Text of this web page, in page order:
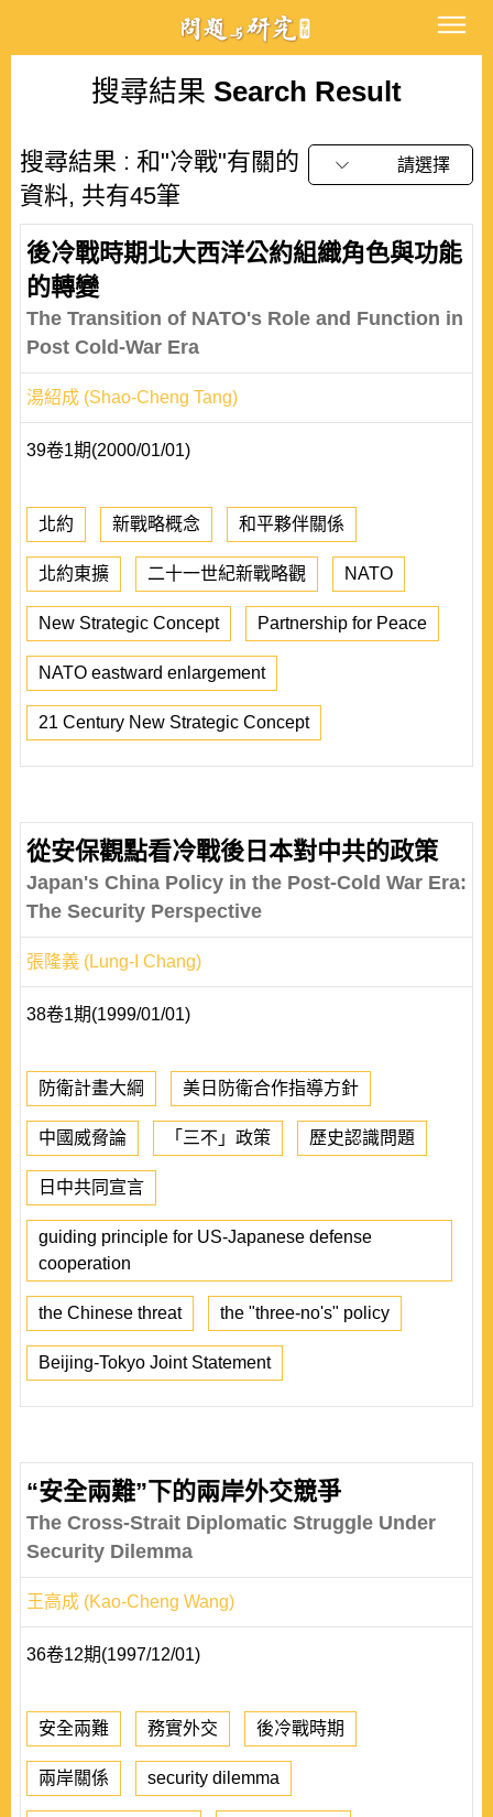
搜尋結果 Search Result
搜尋結果 : 和"冷戰"有關的
資料, 共有45筆
請選擇
後冷戰時期北大西洋公約組織角色與功能
的轉變
The Transition of NATO's Role and Function in
Post Cold-War Era
湯紹成 (Shao-Cheng Tang)
39卷1期(2000/01/01)
北約 新戰略概念 和平夥伴關係
北約東擴 二十一世紀新戰略觀 NATO
New Strategic Concept Partnership for Peace
NATO eastward enlargement
21 Century New Strategic Concept
從安保觀點看冷戰後日本對中共的政策
Japan's China Policy in the Post-Cold War Era:
The Security Perspective
張隆義 (Lung-I Chang)
38卷1期(1999/01/01)
防衛計畫大綱 美日防衛合作指導方針
中國威脅論 「三不」政策 歷史認識問題
日中共同宣言
guiding principle for US-Japanese defense
cooperation
the Chinese threat the "three-no's" policy
Beijing-Tokyo Joint Statement
“安全兩難”下的兩岸外交競爭
The Cross-Strait Diplomatic Struggle Under
Security Dilemma
王高成 (Kao-Cheng Wang)
36卷12期(1997/12/01)
安全兩難 務實外交 後冷戰時期
兩岸關係 security dilemma